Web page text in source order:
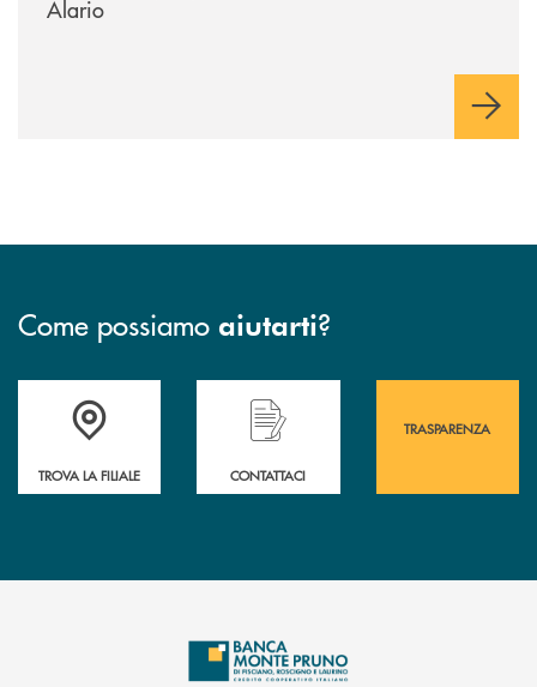
Alario
Come possiamo aiutarti?
Accedi all' elenco completo&nbsp; delle&nbsp; filiali&nbsp; di Banca
TROVA LA FILIALE
Hai bisogno di assistenza immediata?
CONTATTACI
TRASPARENZA